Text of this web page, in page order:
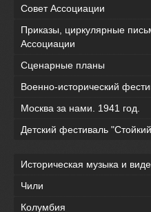
Совет Ассоциации
Приказы, циркулярные
Ассоциации
Сценарные планы
Военно-исторический
Москва за нами. 1941 год.
Детский фестиваль
Историческая музыка и
Чили
Колумбия